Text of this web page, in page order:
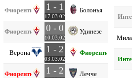
Фиорентина 1 - 1
17.03.02
Болонья
Фиорентина 0 - 0
10.03.02
Удинезе
Верона 1 - 2
03.03.02
Фиорентина
Фиорентина 1 - 2 Лечче